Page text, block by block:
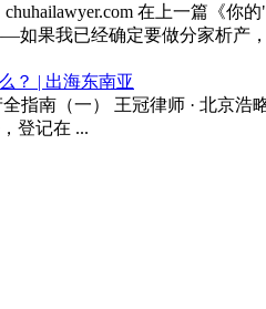
在上一篇《你
果我已经确定要做分家析产
？ | 出海东南亚
南（一） 王冠律师 · 北京浩
登记在 ...